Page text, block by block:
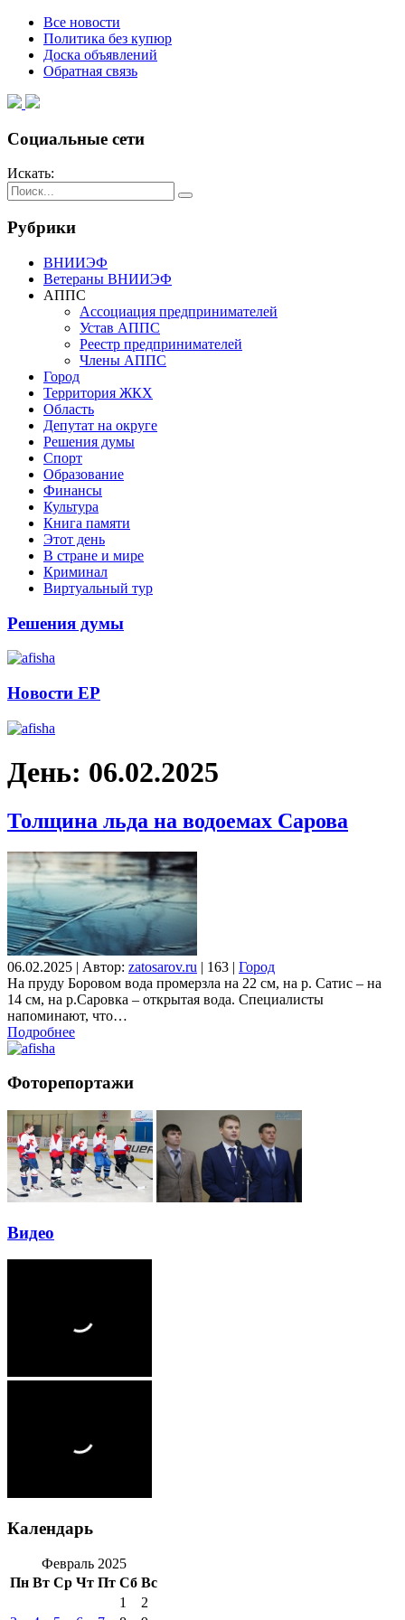
Все новости
Политика без купюр
Доска объявлений
Обратная связь
Социальные сети
Искать:
Рубрики
ВНИИЭФ
Ветераны ВНИИЭФ
АППС
Ассоциация предпринимателей
Устав АППС
Реестр предпринимателей
Члены АППС
Город
Территория ЖКХ
Область
Депутат на округе
Решения думы
Спорт
Образование
Финансы
Культура
Книга памяти
Этот день
В стране и мире
Криминал
Виртуальный тур
Решения думы
Новости ЕР
День: 06.02.2025
Толщина льда на водоемах Сарова
06.02.2025 | Автор: zatosarov.ru | 163 | Город
На пруду Боровом вода промерзла на 22 см, на р. Сатис – на
14 см, на р.Саровка – открытая вода. Специалисты
напоминают, что…
Подробнее
Фоторепортажи
Видео
Календарь
Февраль 2025
Пн Вт Ср Чт Пт Сб Вс
1
2